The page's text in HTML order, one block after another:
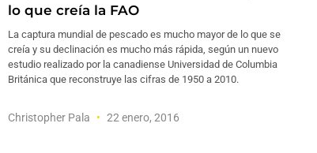
lo que creía la FAO
La captura mundial de pescado es mucho mayor de lo que se
creía y su declinación es mucho más rápida, según un nuevo
estudio realizado por la canadiense Universidad de Columbia
Británica que reconstruye las cifras de 1950 a 2010.
Christopher Pala 22 enero, 2016